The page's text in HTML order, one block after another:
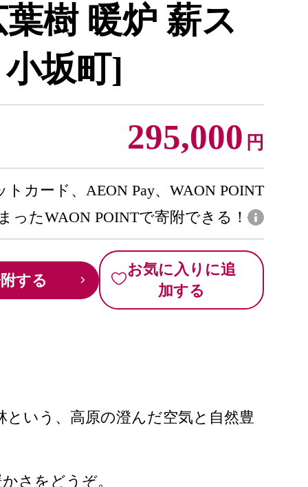
樹 暖炉 薪ス
小坂町]
295,000 円
トカード、AEON Pay、WAON POINT
ったWAON POINTで寄附できる！
する
お気に入りに追
加する
という、高原の澄んだ空気と自然豊
さをどうぞ。